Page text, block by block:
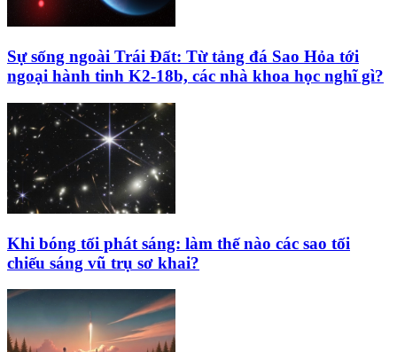
Sự sống ngoài Trái Đất: Từ tảng đá Sao Hỏa tới
ngoại hành tinh K2‑18b, các nhà khoa học nghĩ gì?
Khi bóng tối phát sáng: làm thế nào các sao tối
chiếu sáng vũ trụ sơ khai?